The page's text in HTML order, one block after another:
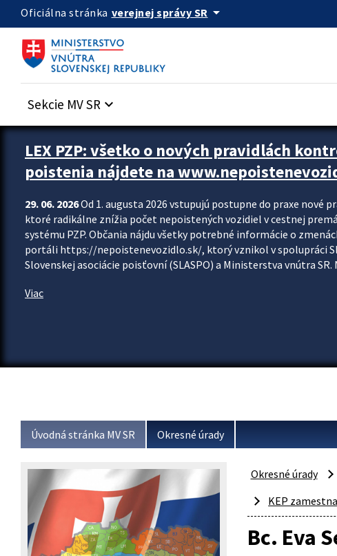
Preskocit na hlavný obsah
Oficiálna stránka verejnej správy SR arrow_drop_down
Sekcie MV SR keyboard_arrow_down
Zastavit automatický posun upútavok
LEX PZP: všetko o nových pravidlách
poistenia nájdete na
29. 06. 2026Od 1. augusta 2026 vstupujú postupne do praxe nové
ktoré radikálne znížia počet nepoistených vozidiel v cestnej
systému PZP. Občania nájdu všetky potrebné informácie o
portáli https://nepoistenevozidlo.sk/, ktorý vznikol v spolupráci
Slovenskej asociácie poisťovní (SLASPO) a Ministerstva vnútra
Viac
Úvodná stránka MV SR Okresné úrady
Okresné úrady
KEP
Bc. Eva